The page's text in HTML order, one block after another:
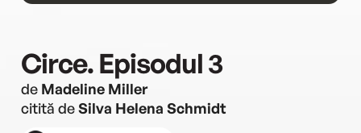
Circe. Episodul 3
de Madeline Miller
citită deSilva Helena Schmidt